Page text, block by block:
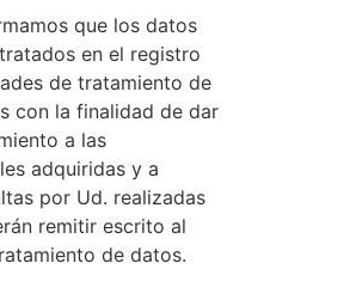
que los datos
en el registro
de tratamiento de
con la finalidad de dar
a las
adquiridas y a
por Ud. realizadas
remitir escrito al
de datos.